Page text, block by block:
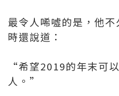
最令人唏噓的是，他
時還說道：
“希望2019的年末可
人。”